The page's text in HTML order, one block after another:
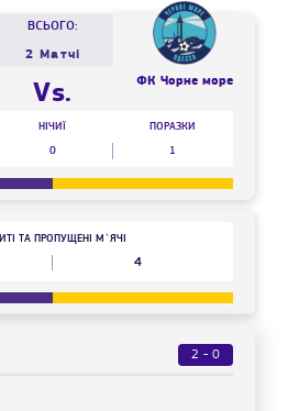
ВСЬОГО:
2 Матчі
Vs. ФК Чорне море
НІЧИЇ
0
ПОРАЗКИ
1
ТА ПРОПУЩЕНІ М`ЯЧІ
4
2 - 0